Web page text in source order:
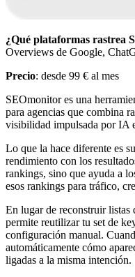
¿Qué plataformas rastrea
Overviews de Google,
Precio: desde 99 € al mes
SEOmonitor es una
para agencias que combina
visibilidad impulsada por IA
Lo que la hace diferente es
rendimiento con los
rankings, sino que ayuda a
esos rankings para tráfico,
En lugar de reconstruir listas
permite reutilizar tu set de
configuración manual.
automáticamente cómo
ligadas a la misma intención.